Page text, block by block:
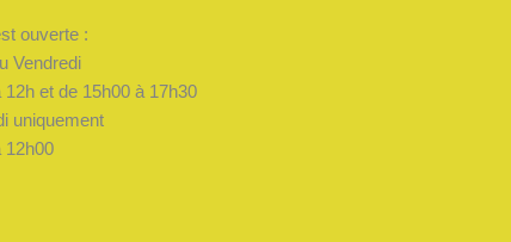
ouverte :
Vendredi
12h et de 15h00 à 17h30
uniquement
12h00